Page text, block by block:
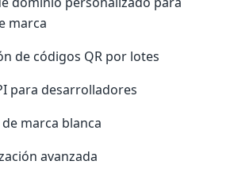
marca
de códigos QR por lotes
para desarrolladores
marca blanca
avanzada